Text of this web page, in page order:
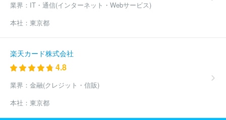
業界： IT・通信(インターネット・Webサービス)
本社： 東京都
楽天カード株式会社
4.8
業界： 金融(クレジット・信販)
本社： 東京都